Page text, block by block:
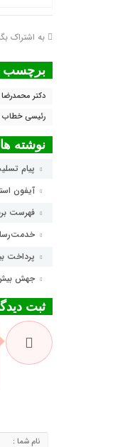
به اشتراک
برچسب
دکتر
رئیسی خطاب
نوشته
پیام
آیفون
فهرست
پرداخت بیش از ۱۲,۰۰۰ میلیارد ریال تسهیلات ازدواج در
جهش بیش از ۳۳ برابری سود خالص بانک رفاه
ثبت